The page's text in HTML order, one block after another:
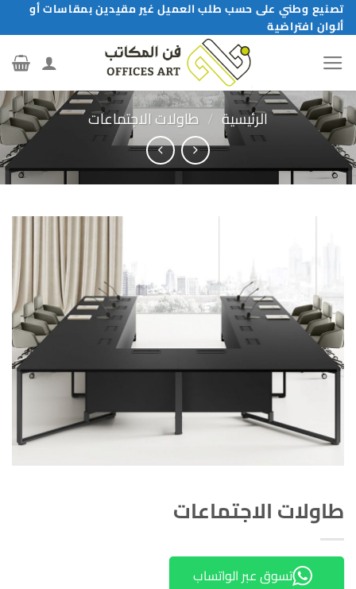
تخطي
للمحتوى
تصنيع وطني على حسب طلب العميل غير مقيدين بمقاسات أو
ألوان افتراضية
الرئيسية / طاولات الاجتماعات
طاولات الاجتماعات
تسوق عبر الواتساب